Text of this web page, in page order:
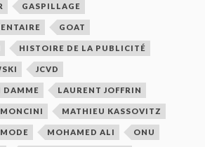
GASPILLAGE
GOAT
HISTOIRE DE LA PUBLICITÉ
JCVD
DAMME LAURENT JOFFRIN
MATHIEU KASSOVITZ
MODE MOHAMED ALI ONU